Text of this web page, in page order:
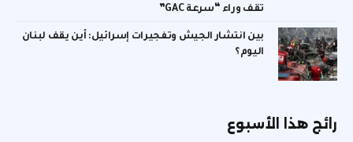
تقف وراء “سرعة GAC”
بين انتشار الجيش وتفجيرات إسرائيل: أين يقف لبنان
اليوم؟
رائج هذا الأسبوع